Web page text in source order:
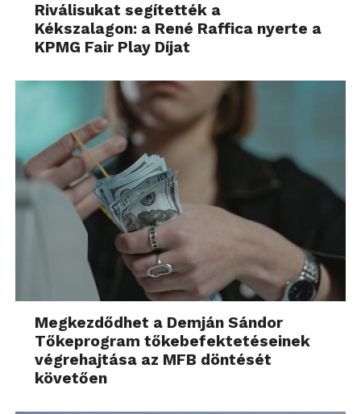
Riválisukat segítették a
Kékszalagon: a René Raffica nyerte a
KPMG Fair Play Díjat
Megkezdődhet a Demján Sándor
Tőkeprogram tőkebefektetéseinek
végrehajtása az MFB döntését
követően